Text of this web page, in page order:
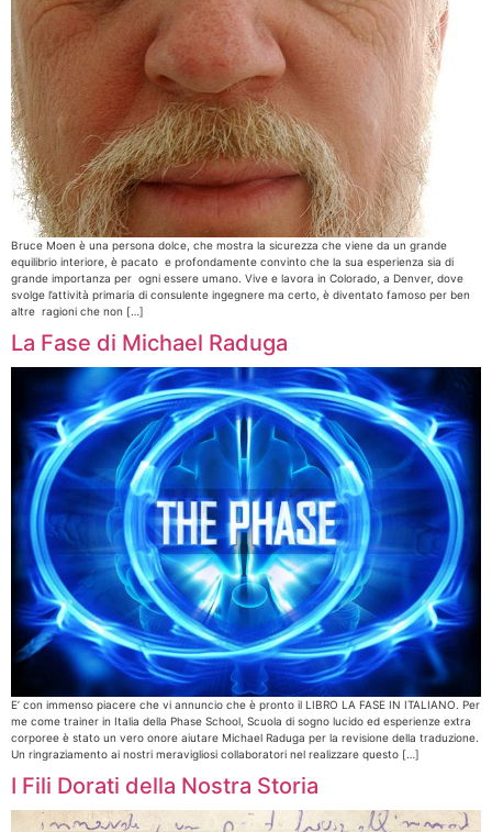
Bruce Moen è una persona dolce, che mostra la sicurezza che viene da un grande
equilibrio interiore, è pacato e profondamente convinto che la sua esperienza sia di
grande importanza per ogni essere umano. Vive e lavora in Colorado, a Denver, dove
svolge l’attività primaria di consulente ingegnere ma certo, è diventato famoso per ben
altre ragioni che non […]
La Fase di Michael Raduga
E’ con immenso piacere che vi annuncio che è pronto il LIBRO LA FASE IN ITALIANO. Per
me come trainer in Italia della Phase School, Scuola di sogno lucido ed esperienze extra
corporee è stato un vero onore aiutare Michael Raduga per la revisione della traduzione.
Un ringraziamento ai nostri meravigliosi collaboratori nel realizzare questo […]
I Fili Dorati della Nostra Storia